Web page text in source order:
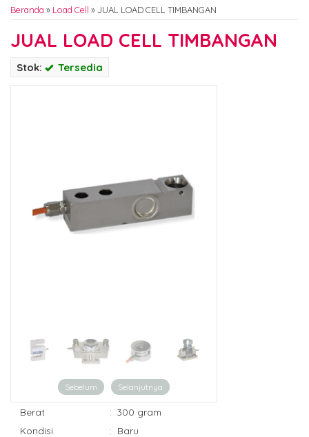
Beranda » Load Cell »JUAL LOAD CELL TIMBANGAN
JUAL LOAD CELL TIMBANGAN
Stok: Tersedia
Sebelum Selanjutnya
Berat : 300 gram
Kondisi
: Baru